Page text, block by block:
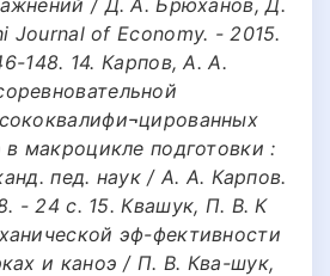
Journal of Economy. - 2015.
148. 14. Карпов, А. А.
в макроцикле подготовки :
пед. наук / А. А. Карпов.
- 24 с. 15. Квашук, П. В. К
эф-фективности
и каноэ / П. В. Ква-шук,